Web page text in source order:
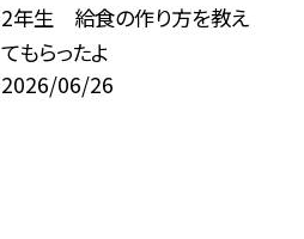
2年生 給食の作り方を教え
てもらったよ
2026/06/26